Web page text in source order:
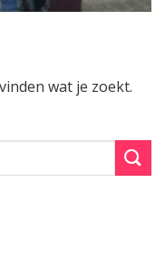
wat je zoekt.